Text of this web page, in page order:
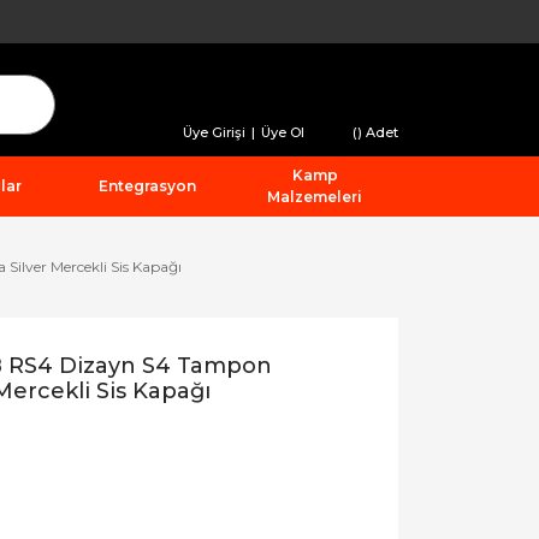
Üye Girişi | Üye Ol () Adet
Entegrasyon
Kamp
Malzemeleri
Mercekli Sis Kapağı
Dizayn S4 Tampon
Sis Kapağı